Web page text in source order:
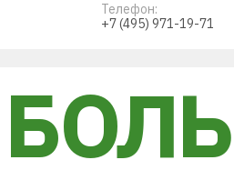
Телефон:
+7 (495) 971-19-71